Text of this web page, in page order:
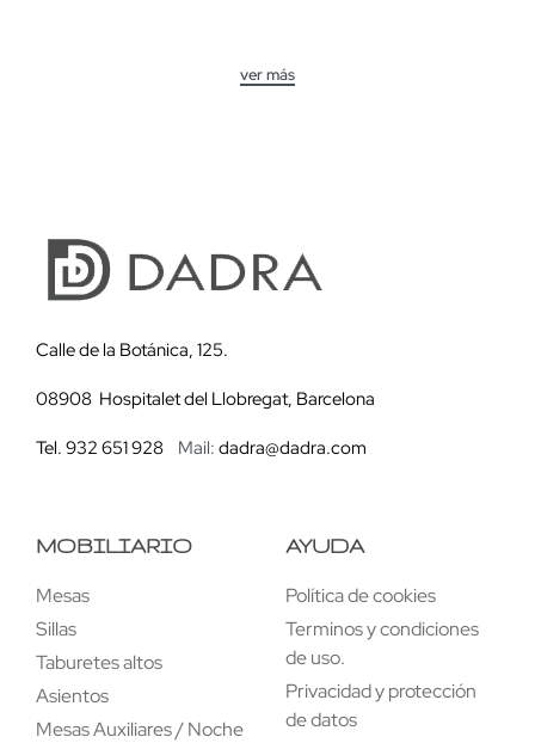
Calle de la Botánica, 125.
08908 Hospitalet del Llobregat, Barcelona
Tel. 932 651 928 Mail: dadra@dadra.com
MOBILIARIO
Mesas
Sillas
Taburetes altos
Asientos
Mesas Auxiliares / Noche
AYUDA
Política de cookies
Terminos y condiciones
de uso.
Privacidad y protección
de datos